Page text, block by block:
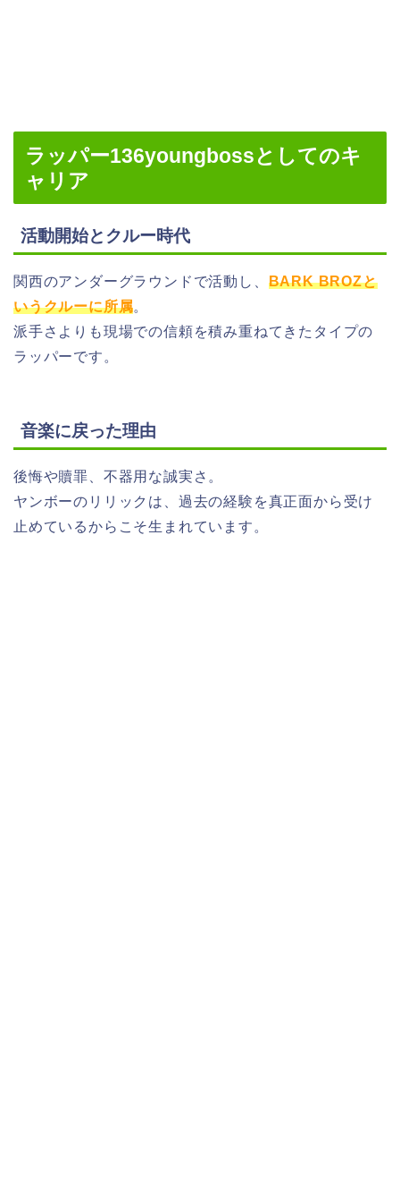
ラッパー136youngbossとしてのキ
ャリア
活動開始とクルー時代
関西のアンダーグラウンドで活動し、 BARK BROZと
いうクルーに所属。
派手さよりも現場での信頼を積み重ねてきたタイプの
ラッパーです。
音楽に戻った理由
後悔や贖罪、不器用な誠実さ。
ヤンボーのリリックは、過去の経験を真正面から受け
止めているからこそ生まれています。